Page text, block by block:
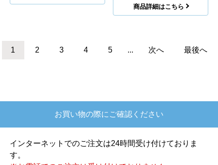
商品詳細はこちら
1 2 3 4 5 ... 次へ 最後へ
お買い物の際にご確認ください
インターネットでのご注文は24時間受け付けておりま
す。